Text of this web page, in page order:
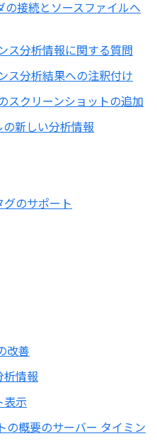
の接続とソースファイルへ
ス分析情報に関する質問
ス分析結果への注釈付け
スクリーンショットの追加
新しい分析情報
のサポート
改善
析情報
表示
の概要のサーバー タイミン